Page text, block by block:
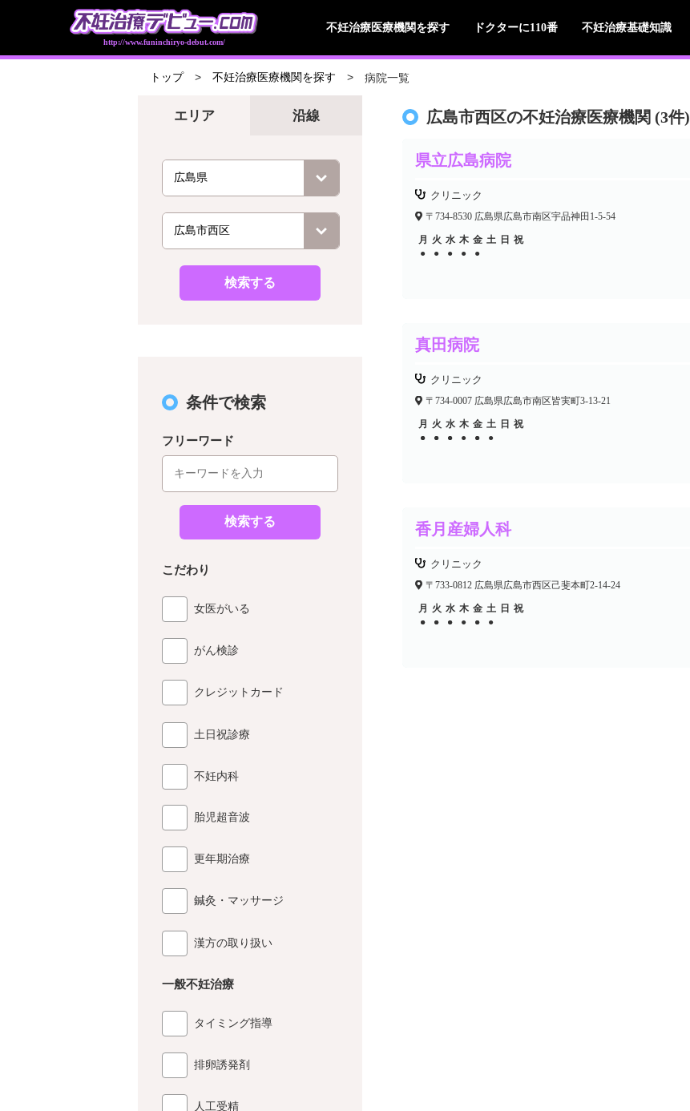
http://www.funinchiryo-debut.com/
不妊治療医療機関を探す ドクターに110番 不妊治療基礎知識
トップ 不妊治療医療機関を探す 病院一覧
エリア
検索する
沿線
条件で検索
フリーワード
検索する
こだわり
女医がいる
がん検診
クレジットカード
土日祝診療
不妊内科
胎児超音波
更年期治療
鍼灸・マッサージ
漢方の取り扱い
一般不妊治療
タイミング指導
排卵誘発剤
人工受精
広島市西区の不妊治療医療機関 (3件)
県立広島病院
クリニック
〒734-8530 広島県広島市南区宇品神田1-5-54
月 火 水 木 金 土 日 祝
●
● ● ● ●
真田病院
クリニック
〒734-0007 広島県広島市南区皆実町3-13-21
月 火 水 木 金 土 日 祝
●
● ● ● ● ●
● ● ● ●
香月産婦人科
クリニック
〒733-0812 広島県広島市西区己斐本町2-14-24
月 火 水 木 金 土 日 祝
●
● ● ● ● ●
● ● ● ●